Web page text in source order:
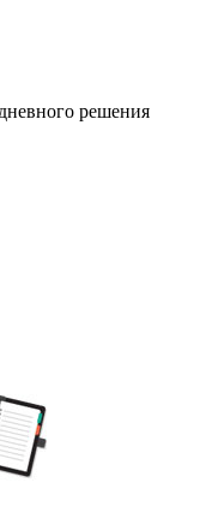
решения